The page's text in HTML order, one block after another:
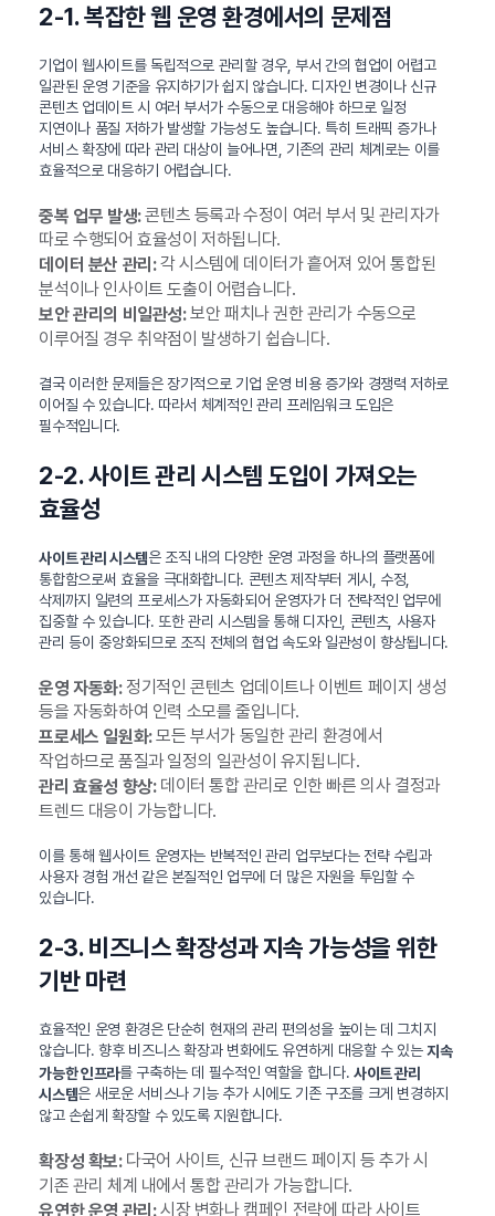
2-1. 복잡한 웹 운영 환경에서의 문제점
기업이 웹사이트를 독립적으로 관리할 경우, 부서 간의 협업이 어렵고
일관된 운영 기준을 유지하기가 쉽지 않습니다. 디자인 변경이나 신규
콘텐츠 업데이트 시 여러 부서가 수동으로 대응해야 하므로 일정
지연이나 품질 저하가 발생할 가능성도 높습니다. 특히 트래픽 증가나
서비스 확장에 따라 관리 대상이 늘어나면, 기존의 관리 체계로는 이를
효율적으로 대응하기 어렵습니다.
중복 업무 발생:콘텐츠 등록과 수정이 여러 부서 및 관리자가
따로 수행되어 효율성이 저하됩니다.
데이터 분산 관리:각 시스템에 데이터가 흩어져 있어 통합된
분석이나 인사이트 도출이 어렵습니다.
보안 관리의 비일관성:보안 패치나 권한 관리가 수동으로
이루어질 경우 취약점이 발생하기 쉽습니다.
결국 이러한 문제들은 장기적으로 기업 운영 비용 증가와 경쟁력 저하로
이어질 수 있습니다. 따라서 체계적인 관리 프레임워크 도입은
필수적입니다.
2-2. 사이트 관리 시스템 도입이 가져오는
효율성
사이트 관리 시스템은 조직 내의 다양한 운영 과정을 하나의 플랫폼에
통합함으로써 효율을 극대화합니다. 콘텐츠 제작부터 게시, 수정,
삭제까지 일련의 프로세스가 자동화되어 운영자가 더 전략적인 업무에
집중할 수 있습니다. 또한 관리 시스템을 통해 디자인, 콘텐츠, 사용자
관리 등이 중앙화되므로 조직 전체의 협업 속도와 일관성이 향상됩니다.
운영 자동화:정기적인 콘텐츠 업데이트나 이벤트 페이지 생성
등을 자동화하여 인력 소모를 줄입니다.
프로세스 일원화:모든 부서가 동일한 관리 환경에서
작업하므로 품질과 일정의 일관성이 유지됩니다.
관리 효율성 향상:데이터 통합 관리로 인한 빠른 의사 결정과
트렌드 대응이 가능합니다.
이를 통해 웹사이트 운영자는 반복적인 관리 업무보다는 전략 수립과
사용자 경험 개선 같은 본질적인 업무에 더 많은 자원을 투입할 수
있습니다.
2-3. 비즈니스 확장성과 지속 가능성을 위한
기반 마련
효율적인 운영 환경은 단순히 현재의 관리 편의성을 높이는 데 그치지
않습니다. 향후 비즈니스 확장과 변화에도 유연하게 대응할 수 있는지속
가능한 인프라를 구축하는 데 필수적인 역할을 합니다. 사이트 관리
시스템은 새로운 서비스나 기능 추가 시에도 기존 구조를 크게 변경하지
않고 손쉽게 확장할 수 있도록 지원합니다.
확장성 확보:다국어 사이트, 신규 브랜드 페이지 등 추가 시
기존 관리 체계 내에서 통합 관리가 가능합니다.
유연한 운영 관리:시장 변화나 캠페인 전략에 따라 사이트